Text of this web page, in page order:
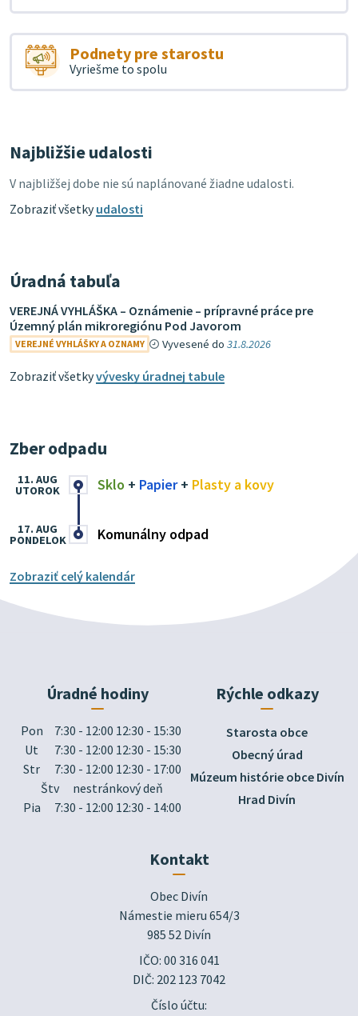
Podnety pre starostu
Vyriešme to spolu
Najbližšie udalosti
V najbližšej dobe nie sú naplánované žiadne udalosti.
Zobraziť všetkyudalosti
Úradná tabuľa
VEREJNÁ VYHLÁŠKA – Oznámenie – prípravné práce pre
Územný plán mikroregiónu Pod Javorom
VEREJNÉ VYHLÁŠKY A OZNAMY Vyvesené do31.8.2026
Zobraziť všetkyvývesky úradnej tabule
Zber odpadu
Sklo + Papier+ Plasty a kovy
11. AUG
UTOROK
Komunálny odpad
17. AUG
PONDELOK
Zobraziť celý kalendár
Úradné hodiny
Pon
7:30 - 12:00 12:30 - 15:30
Ut
7:30 - 12:00 12:30 - 15:30
Str
7:30 - 12:00 12:30 - 17:00
Štv
nestránkový deň
Pia
7:30 - 12:00 12:30 - 14:00
Rýchle odkazy
Starosta obce
Obecný úrad
Múzeum histórie obce Divín
Hrad Divín
Kontakt
Obec Divín
Námestie mieru 654/3
985 52 Divín
IČO: 00 316 041
DIČ: 202 123 7042
Číslo účtu: